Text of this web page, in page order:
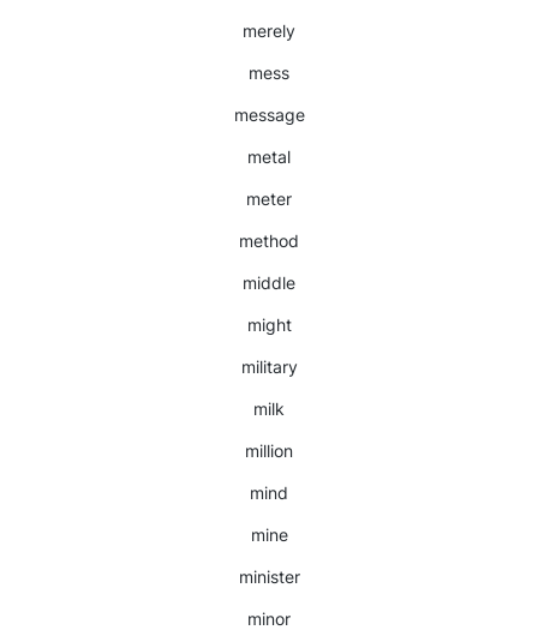
merely
mess
message
metal
meter
method
middle
might
military
milk
million
mind
mine
minister
minor